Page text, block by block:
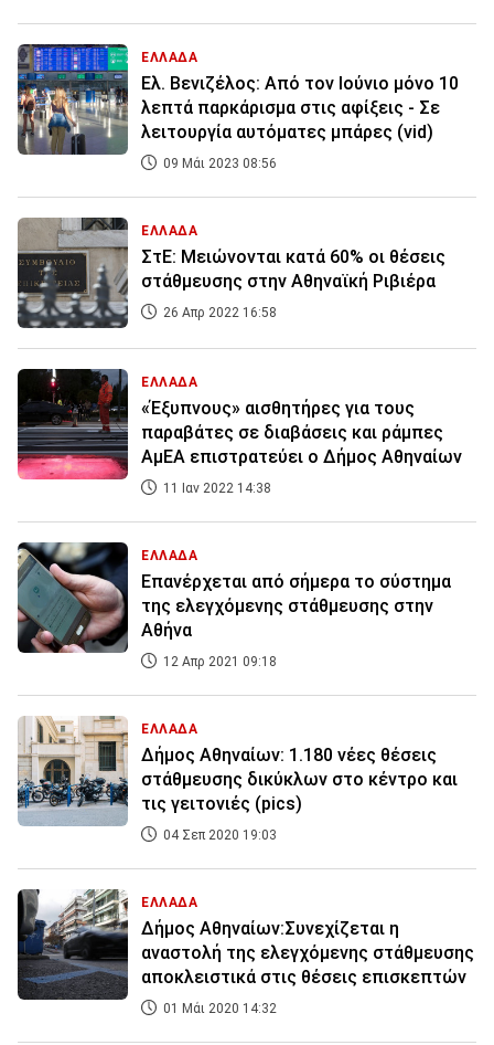
ΕΛΛΑΔΑ
Ελ. Βενιζέλος: Από τον Ιούνιο μόνο 10
λεπτά παρκάρισμα στις αφίξεις - Σε
λειτουργία αυτόματες μπάρες (vid)
09 Μάι 2023 08:56
ΕΛΛΑΔΑ
ΣτΕ: Μειώνονται κατά 60% οι θέσεις
στάθμευσης στην Αθηναϊκή Ριβιέρα
26 Απρ 2022 16:58
ΕΛΛΑΔΑ
«Έξυπνους» αισθητήρες για τους
παραβάτες σε διαβάσεις και ράμπες
ΑμΕΑ επιστρατεύει ο Δήμος Αθηναίων
11 Ιαν 2022 14:38
ΕΛΛΑΔΑ
Επανέρχεται από σήμερα το σύστημα
της ελεγχόμενης στάθμευσης στην
Αθήνα
12 Απρ 2021 09:18
ΕΛΛΑΔΑ
Δήμος Αθηναίων: 1.180 νέες θέσεις
στάθμευσης δικύκλων στο κέντρο και
τις γειτονιές (pics)
04 Σεπ 2020 19:03
ΕΛΛΑΔΑ
Δήμος Αθηναίων:Συνεχίζεται η
αναστολή της ελεγχόμενης στάθμευσης
αποκλειστικά στις θέσεις επισκεπτών
01 Μάι 2020 14:32